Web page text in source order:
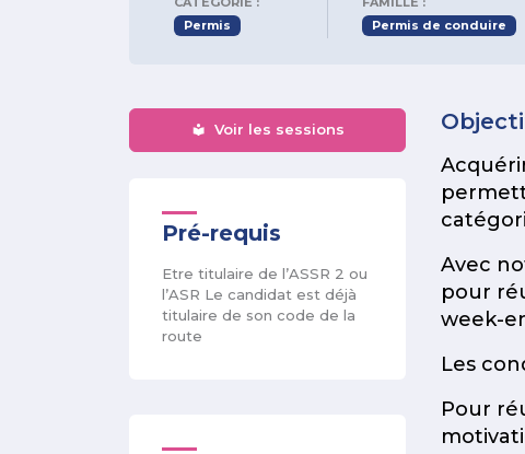
Permis
Permis de conduire
Voir les sessions
Pré-requis
Etre titulaire de l’ASSR 2 ou
l’ASR Le candidat est déjà
titulaire de son code de la
route
Avec
pour
week-
Les
Pour